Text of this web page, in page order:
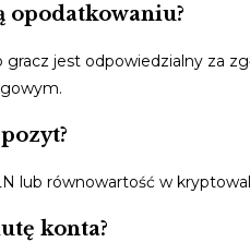
opodatkowaniu?
gracz jest odpowiedzialny za
lub równowartość w
konta?